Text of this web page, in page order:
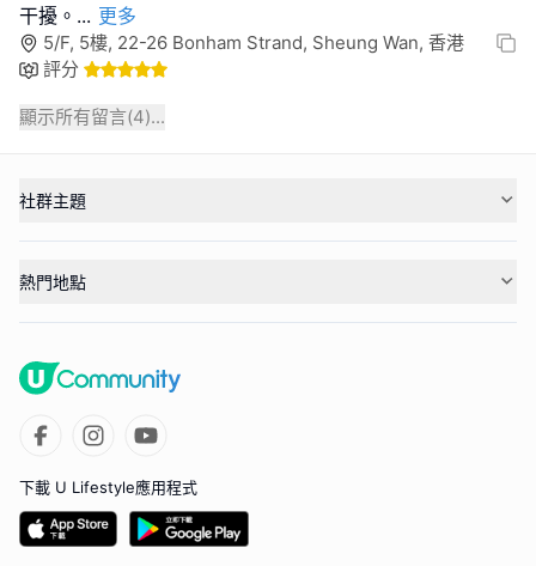
干擾。 ... 更多
5/F, 5樓, 22-26 Bonham Strand, Sheung Wan, 香港
評分
顯示所有留言(4)...
社群主題
熱門地點
下載 U Lifestyle應用程式